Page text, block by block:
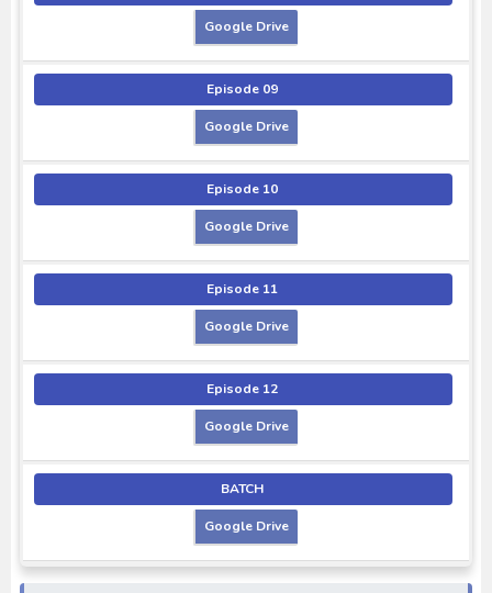
Google Drive
Episode 09
Google Drive
Episode 10
Google Drive
Episode 11
Google Drive
Episode 12
Google Drive
BATCH
Google Drive